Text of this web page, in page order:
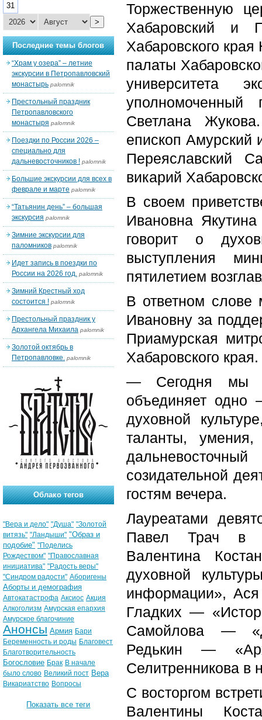
Торжественную
Хабаровский и
Хабаровского
палаты
университета
Светлана
епископ Амурский
Переяславский
викарий
В своем
Ивановна
говорит о
выступления
пятилетием
В ответном слове
Ивановну за
Приамурская
Хабаровского края.
— Сегодня мы
объединяет одно
духовной
таланты,
созидательной
гостям вечера.
Лауреатами
Павел Трач в
Валентина
духовной
информации»,
Гладких —
Самойлова —
Редькин —
Селитренникова в
С восторгом
Валентины
31
>
Последние темы блогов
“Храм у озера” – летние
экскурсии в Петропавловский
монастырь palomnik
Престольный праздник
Петропавловского
монастыря palomnik
Поездки по России 2026 –
специально для
дальневосточников ! palomnik
Большие экскурсии для всех в
феврале и марте palomnik
“Татьянин день” – большая
экскурсия palomnik
Зимние экскурсии для
паломников palomnik
Идет запись в поездки по
России на 2026 год. palomnik
Зимний Крестный ход
состоится ! palomnik
Престольный праздник у
Архангела Михаила palomnik
Золотой октябрь в
Петропавловке. palomnik
Облако тегов
"Вера и дело" "Душа" "Золотой
витязь" "Ландыши" "Образ и
подобие" "Поделись
Рождеством" "Православная
инициатива" "Радость веры"
"Синдром радости" Аборигены
Аборты и демография
Автокатастрофа Аксиос Акция
Алкоголизм Амурская епархия
Амурское благочиние
Анонсы Армия Бари
Беременность и роды Благовест
Благотворительность
Богословие Брак В начале
было слово Великий пост Вера
Викариатство Вопросы
Показать все теги